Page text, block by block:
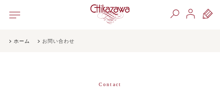
ホーム お問い合わせ
Contact